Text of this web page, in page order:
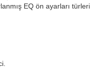
EQ ön ayarları